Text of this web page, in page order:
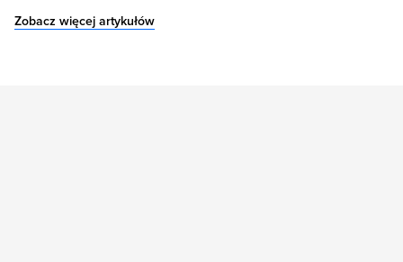
Zobacz więcej artykułów